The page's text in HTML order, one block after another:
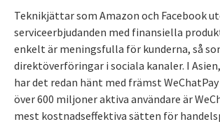
Teknikjättar som Amazon och Facebook
serviceerbjudanden med finansiella
enkelt är meningsfulla för kunderna, så
direktöverföringar i sociala kanaler. I
har det redan hänt med främst WeChatPay
över 600 miljoner aktiva användare är
mest kostnadseffektiva sätten för